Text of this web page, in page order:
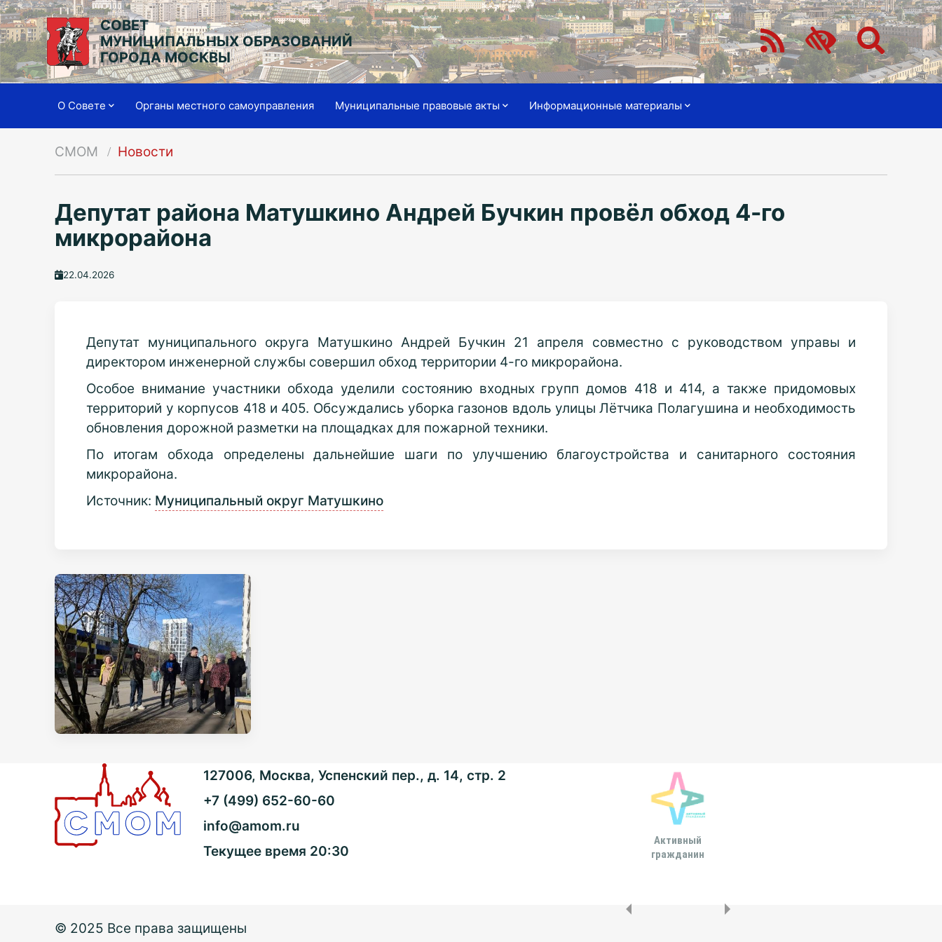
СОВЕТ
МУНИЦИПАЛЬНЫХ ОБРАЗОВАНИЙ
ГОРОДА МОСКВЫ
О Совете Органы местного самоуправления Муниципальные правовые акты Информационные материалы
СМОМ Новости
Депутат района Матушкино Андрей Бучкин провёл обход 4-го
микрорайона
22.04.2026
Депутат муниципального округа Матушкино Андрей Бучкин 21 апреля совместно с руководством управы и
директором инженерной службы совершил обход территории 4-го микрорайона.
Особое внимание участники обхода уделили состоянию входных групп домов 418 и 414, а также придомовых
территорий у корпусов 418 и 405. Обсуждались уборка газонов вдоль улицы Лётчика Полагушина и необходимость
обновления дорожной разметки на площадках для пожарной техники.
По итогам обхода определены дальнейшие шаги по улучшению благоустройства и санитарного состояния
микрорайона.
Источник: Муниципальный округ Матушкино
127006, Москва, Успенский пер., д. 14, стр. 2
+7 (499) 652-60-60
info@amom.ru
Текущее время 20:30
Активный
гражданин
© 2025 Все права защищены